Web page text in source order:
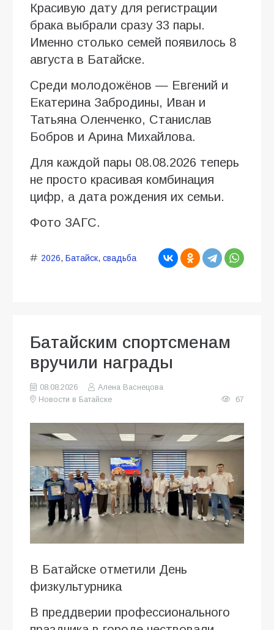
Красивую дату для регистрации
брака выбрали сразу 33 пары.
Именно столько семей появилось 8
августа в Батайске.
Среди молодожёнов — Евгений и
Екатерина Забродины, Иван и
Татьяна Оленченко, Станислав
Бобров и Арина Михайлова.
Для каждой пары 08.08.2026 теперь
не просто красивая комбинация
цифр, а дата рождения их семьи.
Фото ЗАГС.
2026, Батайск, свадьба
Батайским спортсменам
вручили награды
08.08.2026
Алена Васнецова
Новости в Батайске
67
В Батайске отметили День
физкультурника
В преддверии профессионального